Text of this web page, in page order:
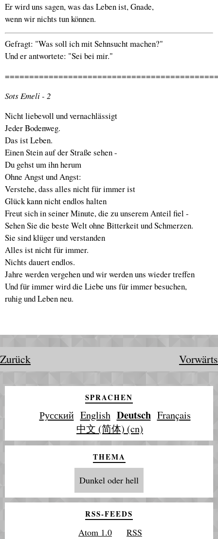
Er wird uns sagen, was das Leben ist, Gnade,
wenn wir nichts tun können.
Gefragt: "Was soll ich mit Sehnsucht machen?"
Und er antwortete: "Sei bei mir."
Sots Emeli - 2
Nicht liebevoll und vernachlässigt
Jeder Bodenweg.
Das ist Leben.
Einen Stein auf der Straße sehen -
Du gehst um ihn herum
Ohne Angst und Angst:
Verstehe, dass alles nicht für immer ist
Glück kann nicht endlos halten
Freut sich in seiner Minute, die zu unserem Anteil fiel -
Sehen Sie die beste Welt ohne Bitterkeit und Schmerzen.
Sie sind klüger und verstanden
Alles ist nicht für immer.
Nichts dauert endlos.
Jahre werden vergehen und wir werden uns wieder treffen
Und für immer wird die Liebe uns für immer besuchen,
ruhig und Leben neu.
Zurück Vorwärts
SPRACHEN
Русский English Deutsch Français
中文 (简体) (cn)
THEMA
Dunkel oder hell
RSS-FEEDS
Atom 1.0 RSS